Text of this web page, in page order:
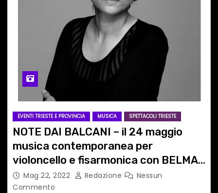
EVENTI TRIESTE E PROVINCIA MUSICA SPETTACOLI TRIESTE
NOTE DAI BALCANI – il 24 maggio
musica contemporanea per
violoncello e fisarmonica con BELMA
ALIĆ e BELMA ŠARANČIĆ
Mag 22, 2022 Redazione
Nessun
Commento